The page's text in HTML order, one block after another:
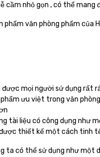
cầm nhỏ gọn , có thể mang
văn phòng phẩm của
được mọi người sử dụng rất
ưu việt trong văn
tài liệu có công dụng như
thiết kế một cách tinh
ta có thể sử dụng như một